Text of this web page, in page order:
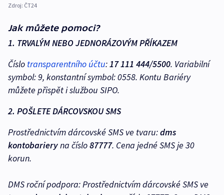
Zdroj: ČT24
Jak můžete pomoci?
1. TRVALÝM NEBO JEDNORÁZOVÝM PŘÍKAZEM
Číslo transparentního účtu:17 111 444/5500. Variabilní
symbol: 9, konstantní symbol: 0558. Kontu Bariéry
můžete přispět i službou SIPO.
2. POŠLETE DÁRCOVSKOU SMS
Prostřednictvím dárcovské SMS ve tvaru:dms
kontobarieryna číslo87777. Cena jedné SMS je 30
korun.
DMS roční podpora: Prostřednictvím dárcovské SMS ve